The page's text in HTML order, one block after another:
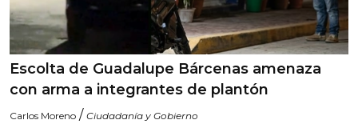
Escolta de Guadalupe Bárcenas amenaza
con arma a integrantes de plantón
Carlos Moreno / Ciudadanía y Gobierno